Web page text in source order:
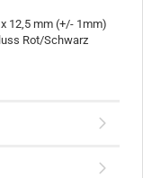
12,5 mm (+/- 1mm)
Rot/Schwarz